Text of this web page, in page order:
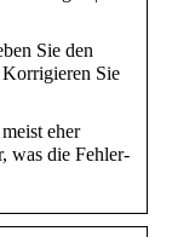
Sie den
Sie
eher
was die Fehler-